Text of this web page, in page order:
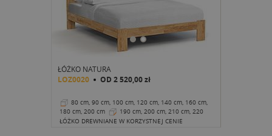
ŁÓŻKO NATURA
LOZ0020 OD 2 520,00 zł
80 cm, 90 cm, 100 cm, 120 cm, 140 cm, 160 cm,
180 cm, 200 cm
190 cm, 200 cm, 210 cm, 220
cm
34 cm
ŁÓŻKO DREWNIANE W KORZYSTNEJ CENIE